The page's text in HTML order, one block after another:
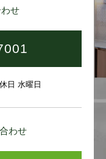
せ
日 水曜日
わせ